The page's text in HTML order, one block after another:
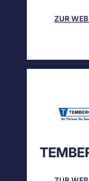
ZUR